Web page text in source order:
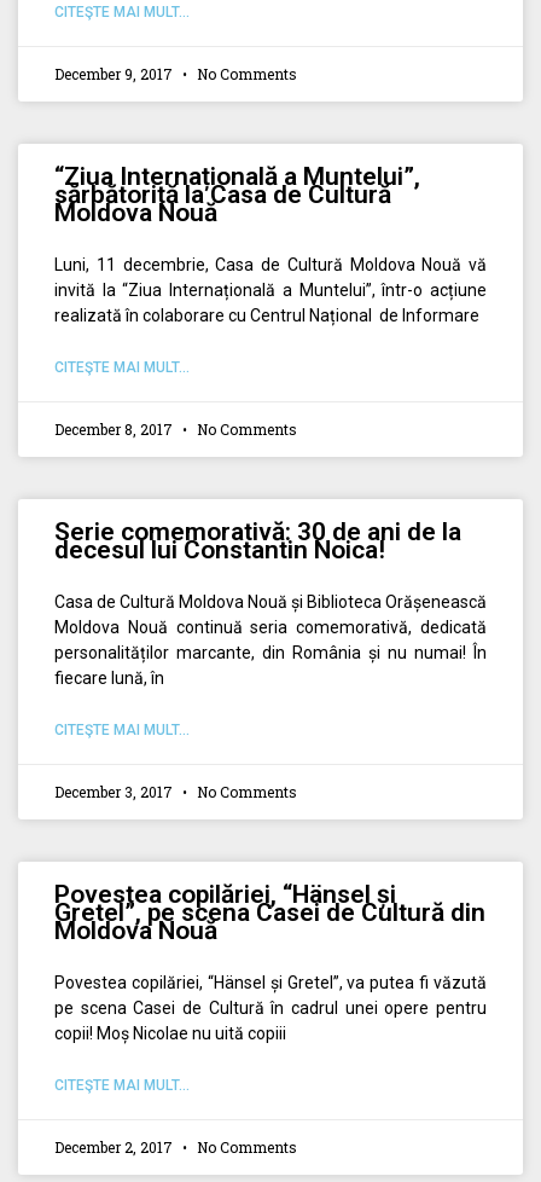
CITEŞTE MAI MULT...
December 9, 2017 No Comments
“Ziua Internațională a Muntelui”,
sărbătorită la Casa de Cultură
Moldova Nouă
Luni, 11 decembrie, Casa de Cultură Moldova Nouă vă
invită la “Ziua Internațională a Muntelui”, într-o acțiune
realizată în colaborare cu Centrul Național de Informare
CITEŞTE MAI MULT...
December 8, 2017 No Comments
Serie comemorativă: 30 de ani de la
decesul lui Constantin Noica!
Casa de Cultură Moldova Nouă și Biblioteca Orășenească
Moldova Nouă continuă seria comemorativă, dedicată
personalităților marcante, din România și nu numai! În
fiecare lună, în
CITEŞTE MAI MULT...
December 3, 2017 No Comments
Povestea copilăriei, “Hänsel și
Gretel”, pe scena Casei de Cultură din
Moldova Nouă
Povestea copilăriei, “Hänsel și Gretel”, va putea fi văzută
pe scena Casei de Cultură în cadrul unei opere pentru
copii! Moș Nicolae nu uită copiii
CITEŞTE MAI MULT...
December 2, 2017 No Comments